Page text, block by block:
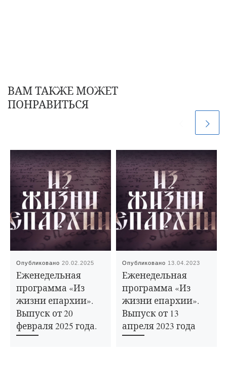
ВАМ ТАКЖЕ МОЖЕТ
ПОНРАВИТЬСЯ
Опубликовано20.02.2025
Еженедельная
программа «Из
жизни епархии».
Выпуск от 20
февраля 2025 года.
Опубликовано 13.04.2023
Еженедельная
программа «Из
жизни епархии».
Выпуск от 13
апреля 2023 года